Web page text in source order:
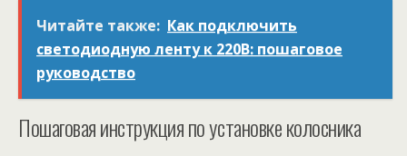
Читайте также: Как подключить
светодиодную ленту к 220В: пошаговое
руководство
Пошаговая инструкция по установке колосника